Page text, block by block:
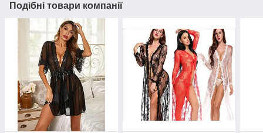
Подібні товари компанії